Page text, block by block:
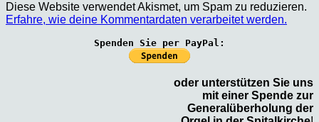
Diese Website verwendet Akismet, um Spam zu reduzieren.
Erfahre, wie deine Kommentardaten verarbeitet werden.
Spenden Sie per PayPal:
oder unterstützen Sie uns
mit einer Spende zur
Generalüberholung der